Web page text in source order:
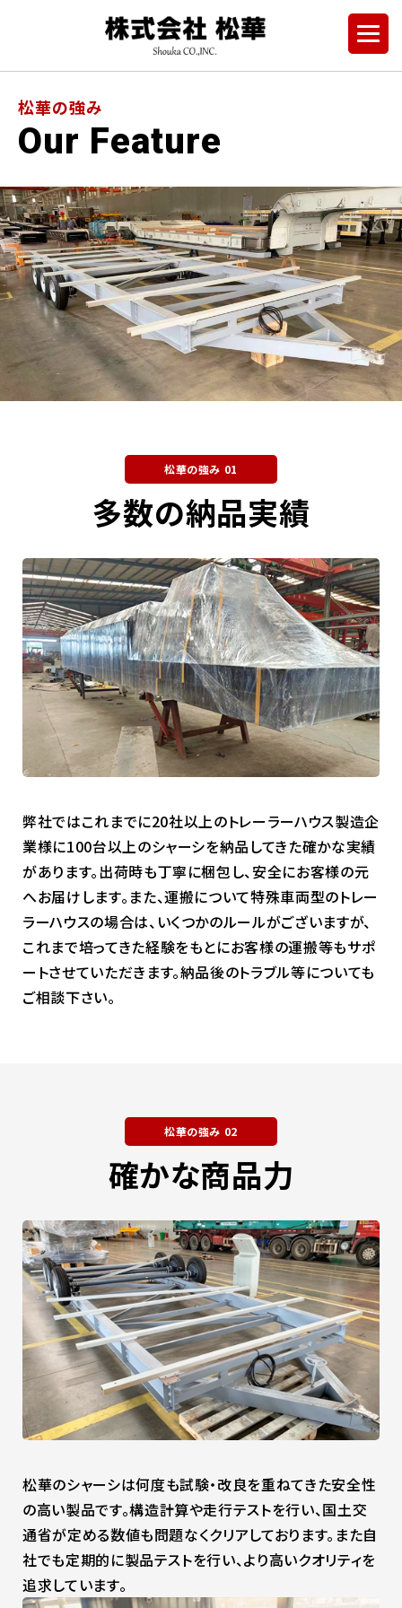
松華の強み
Our Feature
松華の強み 01
多数の納品実績
弊社ではこれまでに20社以上のトレーラーハウス製造企
業様に100台以上のシャーシを納品してきた確かな実績
があります。出荷時も丁寧に梱包し、安全にお客様の元
へお届けします。また、運搬について特殊車両型のトレー
ラーハウスの場合は、いくつかのルールがございますが、
これまで培ってきた経験をもとにお客様の運搬等もサポ
ートさせていただきます。納品後のトラブル等についても
ご相談下さい。
松華の強み 02
確かな商品力
松華のシャーシは何度も試験・改良を重ねてきた安全性
の高い製品です。構造計算や走行テストを行い、国土交
通省が定める数値も問題なくクリアしております。また自
社でも定期的に製品テストを行い、より高いクオリティを
追求しています。